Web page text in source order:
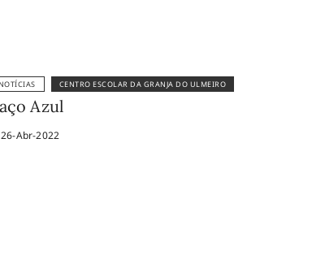
CENTRO ESCOLAR DA GRANJA DO ULMEIRO
Azul
Abr-2022